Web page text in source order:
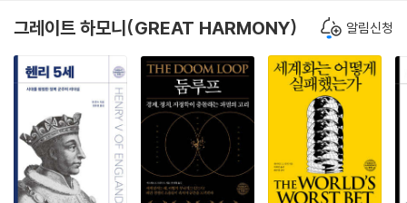
그레이트 하모니(GREAT HARMONY) 알림신청